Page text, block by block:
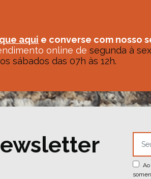
aqui e converse com nosso
online de segunda à
sábados das 07h às 12h.